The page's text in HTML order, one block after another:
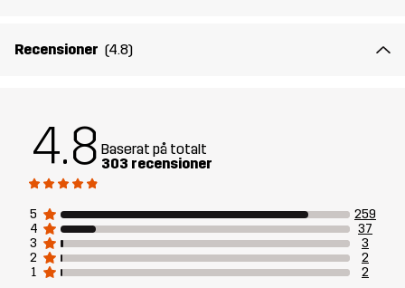
Artikelnummer 10911_2376
Recensioner (4.8)
4.8 Baserat på totalt
303 recensioner
5
259
4
37
3
3
2
2
1
2